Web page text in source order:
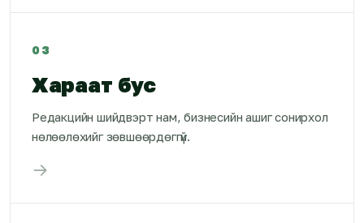
03
Хараат бус
Редакцийн шийдвэрт нам, бизнесийн ашиг сонирхол
нөлөөлөхийг зөвшөөрдөггүй.
→